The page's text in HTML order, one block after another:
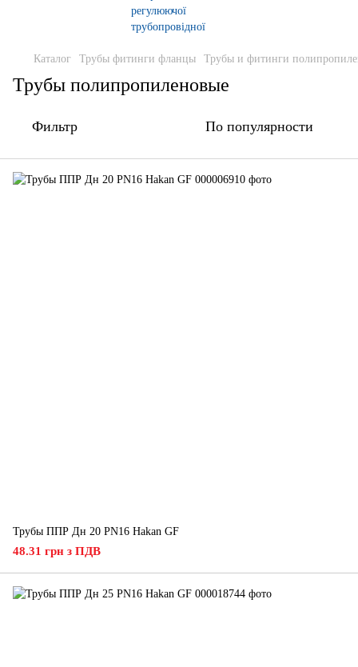
Каталог Трубы фитинги фланцы Трубы и фитинги
Трубы полипропиленовые
Фильтр По популярности
Трубы ППР Дн 20 PN16 Hakan GF
48.31 грн з ПДВ